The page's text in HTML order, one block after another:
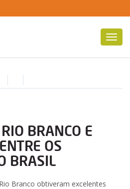
BRANCO E
OS
BRASIL
Branco obtiveram excelentes